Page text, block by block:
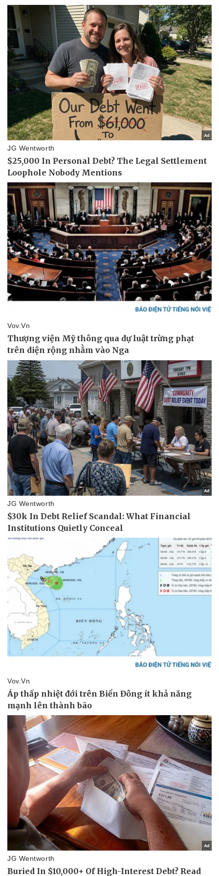
Kinh tế
Bất động sản
Khởi nghiệp
Giá vàng
Tiêu dùng
Tỷ giá
Chứng khoán
Giá cà phê
Pháp luật
Vụ án
Tin nóng
Tư vấn luật
Quân sự - Quốc phòng
Vũ khí
Phân tích